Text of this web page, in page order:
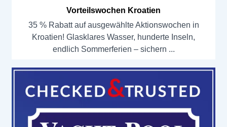
Vorteilswochen Kroatien
35 % Rabatt auf ausgewählte Aktionswochen in
Kroatien! Glasklares Wasser, hunderte Inseln,
endlich Sommerferien – sichern